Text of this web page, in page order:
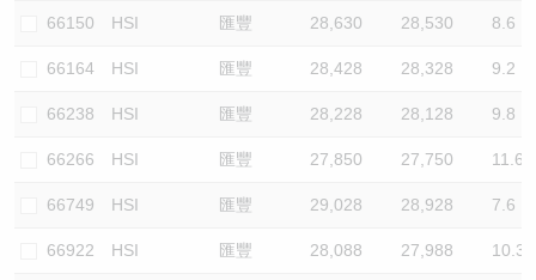
66150 HSI 匯豐 28,630 28,530 8.6
66164 HSI 匯豐 28,428 28,328 9.2
66238 HSI 匯豐 28,228 28,128 9.8
66266 HSI 匯豐 27,850 27,750 11.6
66749 HSI 匯豐 29,028 28,928 7.6
66922 HSI 匯豐 28,088 27,988 10.3